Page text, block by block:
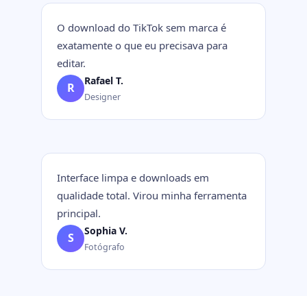
O download do TikTok sem marca é
exatamente o que eu precisava para
editar.
R Rafael T.
Designer
Interface limpa e downloads em
qualidade total. Virou minha ferramenta
principal.
S Sophia V.
Fotógrafo